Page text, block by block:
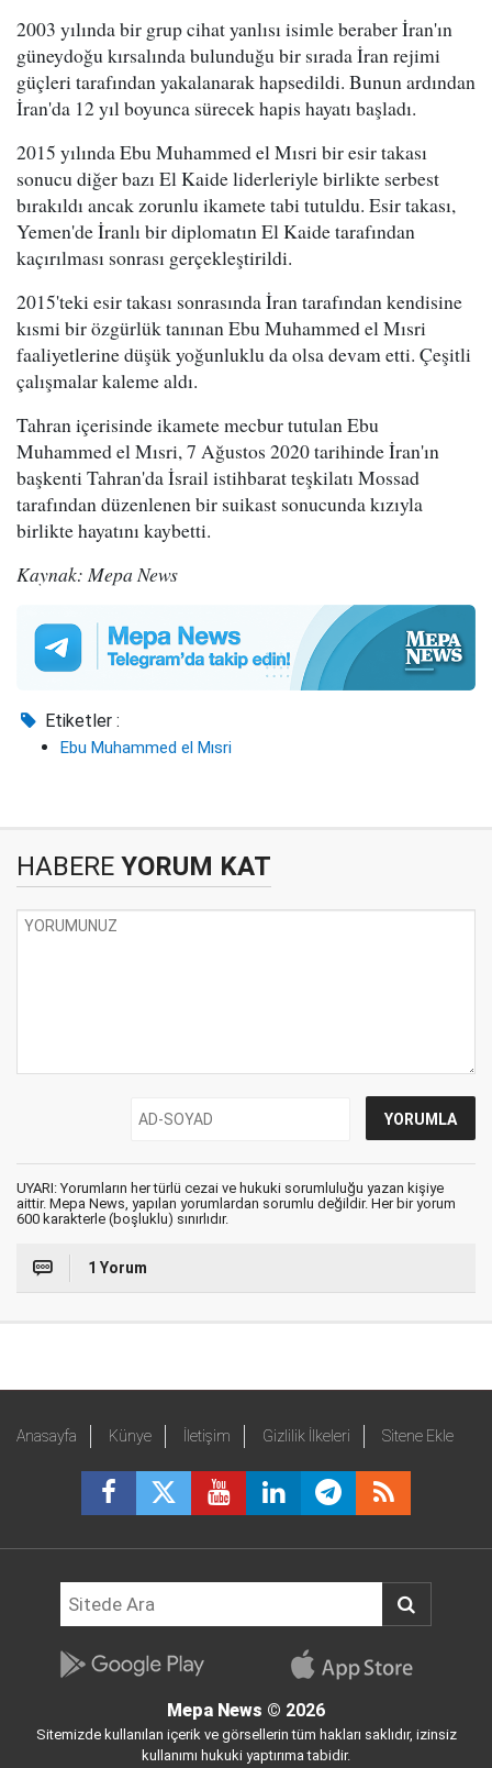
2003 yılında bir grup cihat yanlısı isimle beraber İran'ın
güneydoğu kırsalında bulunduğu bir sırada İran rejimi
güçleri tarafından yakalanarak hapsedildi. Bunun ardından
İran'da 12 yıl boyunca sürecek hapis hayatı başladı.
2015 yılında Ebu Muhammed el Mısri bir esir takası
sonucu diğer bazı El Kaide liderleriyle birlikte serbest
bırakıldı ancak zorunlu ikamete tabi tutuldu. Esir takası,
Yemen'de İranlı bir diplomatın El Kaide tarafından
kaçırılması sonrası gerçekleştirildi.
2015'teki esir takası sonrasında İran tarafından kendisine
kısmi bir özgürlük tanınan Ebu Muhammed el Mısri
faaliyetlerine düşük yoğunluklu da olsa devam etti. Çeşitli
çalışmalar kaleme aldı.
Tahran içerisinde ikamete mecbur tutulan Ebu
Muhammed el Mısri, 7 Ağustos 2020 tarihinde İran'ın
başkenti Tahran'da İsrail istihbarat teşkilatı Mossad
tarafından düzenlenen bir suikast sonucunda kızıyla
birlikte hayatını kaybetti.
Kaynak: Mepa News
Etiketler :
Ebu Muhammed el Mısri
HABERE YORUM KAT
UYARI: Yorumların her türlü cezai ve hukuki sorumluluğu yazan kişiye
aittir. Mepa News, yapılan yorumlardan sorumlu değildir. Her bir yorum
600 karakterle (boşluklu) sınırlıdır.
1 Yorum
Anasayfa Künye İletişim Gizlilik İlkeleri Sitene Ekle
Mepa News © 2026
Sitemizde kullanılan içerik ve görsellerin tüm hakları saklıdır, izinsiz
kullanımı hukuki yaptırıma tabidir.